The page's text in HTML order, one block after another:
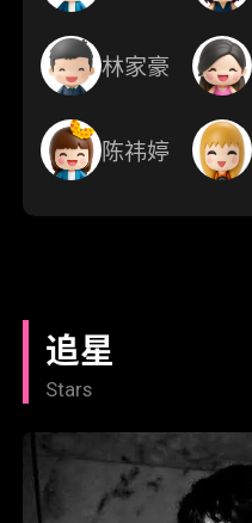
林家豪
陈祎婷
追星
Stars